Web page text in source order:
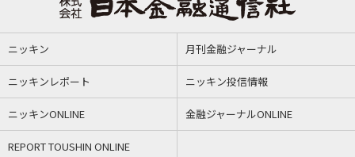
ニッキン 月刊金融ジャーナル
ニッキンレポート ニッキン投信情報
ニッキンONLINE 金融ジャーナルONLINE
REPORT TOUSHIN ONLINE